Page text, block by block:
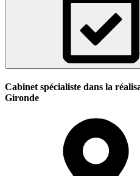
Cabinet spécialiste dans la
Gironde